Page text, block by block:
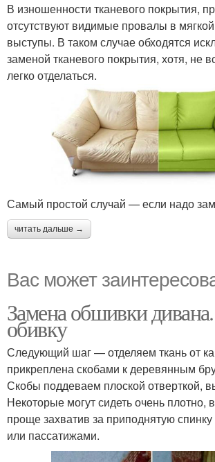
В изношенности тканевого покрытия,
отсутствуют видимые провалы в
выступы. В таком случае обходятся
заменой тканевого покрытия, хотя, не
легко отделаться.
Самый простой случай — если надо
читать дальше →
Вас может
Замена обшивки
обивку
Следующий шаг — отделяем ткань от
прикреплена скобами к деревянным
Скобы поддеваем плоской отверткой,
Некоторые могут сидеть очень плотно,
проще захватив за приподнятую
или пассатижами.